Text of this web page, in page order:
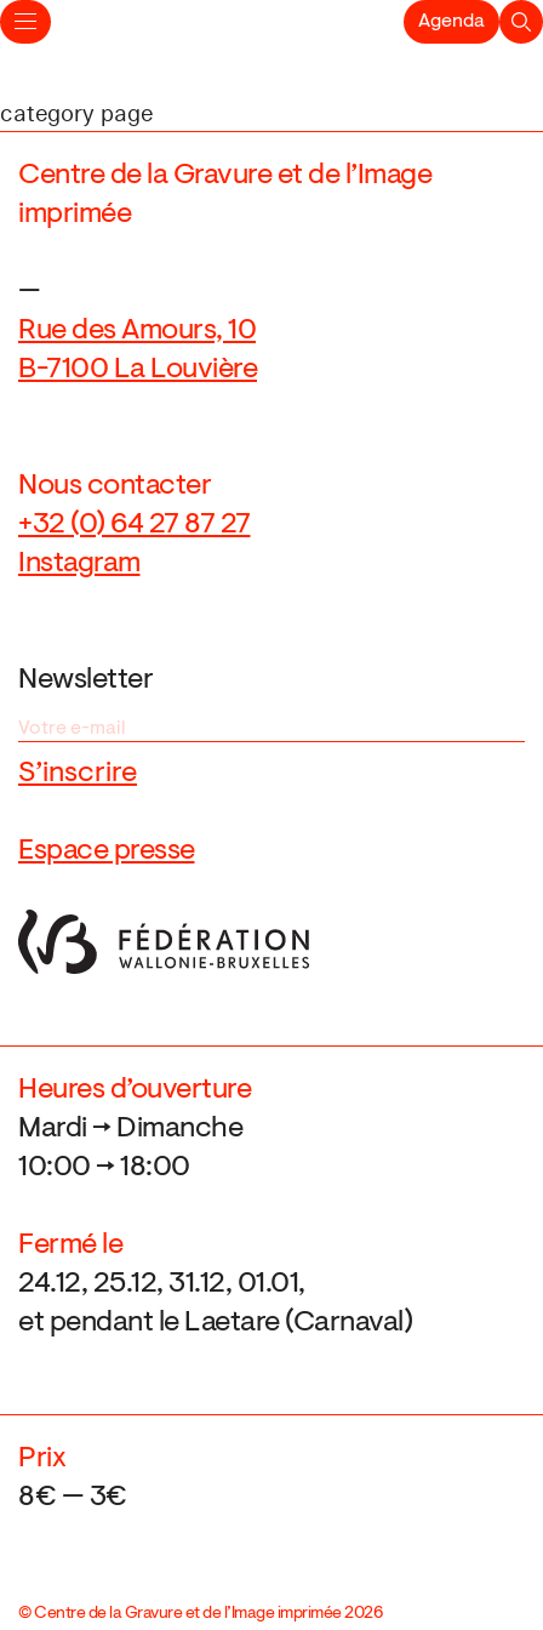
Agenda
category page
Centre de la Gravure et de l’Image
imprimée
—
Rue des Amours, 10
B-7100 La Louvière
Nous contacter
+32 (0) 64 27 87 27
Instagram
Newsletter
Espace presse
Heures d’ouverture
Mardi → Dimanche
10:00 → 18:00
Fermé le
24.12, 25.12, 31.12, 01.01,
et pendant le Laetare (Carnaval)
Prix
8€ — 3€
© Centre de la Gravure et de l’Image imprimée 2026